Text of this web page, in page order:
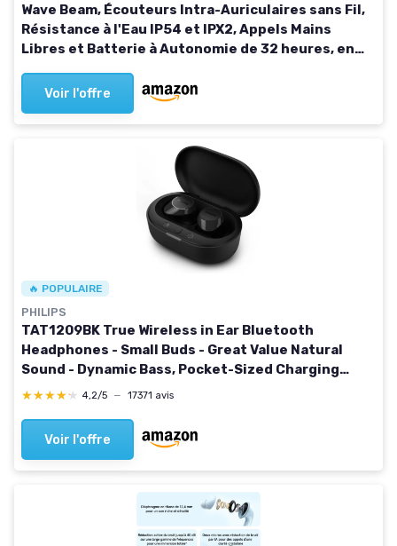
Wave Beam, Écouteurs Intra-Auriculaires sans Fil,
Résistance à l'Eau IP54 et IPX2, Appels Mains
Libres et Batterie à Autonomie de 32 heures, en
Voir l'offre
🔥 POPULAIRE
PHILIPS
TAT1209BK True Wireless in Ear Bluetooth
Headphones - Small Buds - Great Value Natural
Sound - Dynamic Bass, Pocket-Sized Charging
Case, Clear Calls - Black In Ear TrueWireless 1209
★★★★★
★★★★★ 4,2/5 — 17371 avis
Voir l'offre